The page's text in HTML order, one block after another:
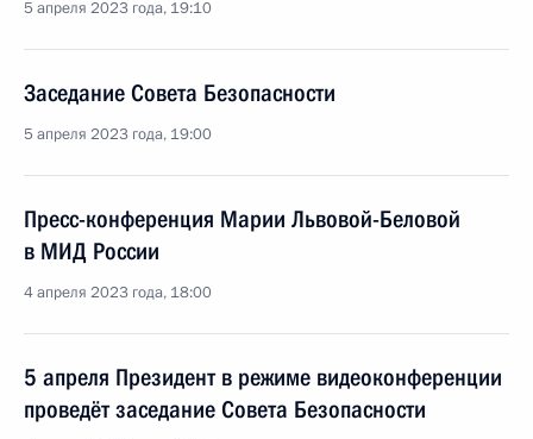
5 апреля 2023 года, 19:10
Заседание Совета Безопасности
5 апреля 2023 года, 19:00
Пресс-конференция Марии Львовой-Беловой
в МИД России
4 апреля 2023 года, 18:00
5 апреля Президент в режиме видеоконференции
проведёт заседание Совета Безопасности